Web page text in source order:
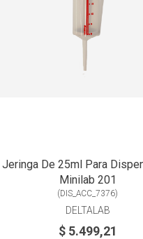
Jeringa De 25ml Para
Minilab 201
(DIS_ACC_7376)
DELTALAB
$ 5.499,21